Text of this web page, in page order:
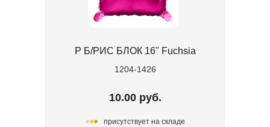
Р Б/РИС БЛОК 16" Fuchsia
1204-1426
10.00 руб.
присутствует на складе